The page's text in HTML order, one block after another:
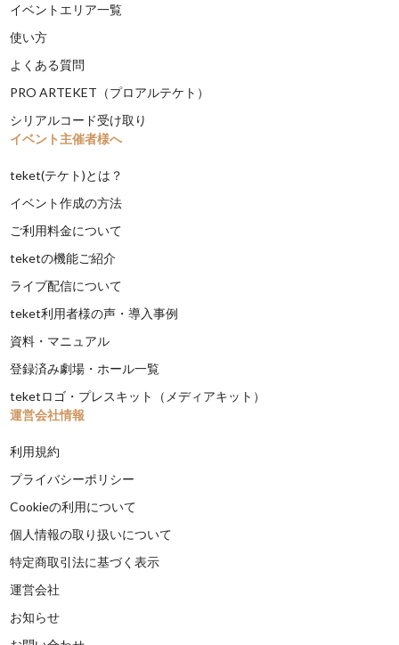
イベントエリア一覧
使い方
よくある質問
PRO ARTEKET（プロアルテケト）
シリアルコード受け取り
イベント主催者様へ
teket(テケト)とは？
イベント作成の方法
ご利用料金について
teketの機能ご紹介
ライブ配信について
teket利用者様の声・導入事例
資料・マニュアル
登録済み劇場・ホール一覧
teketロゴ・プレスキット（メディアキット）
運営会社情報
利用規約
プライバシーポリシー
Cookieの利用について
個人情報の取り扱いについて
特定商取引法に基づく表示
運営会社
お知らせ